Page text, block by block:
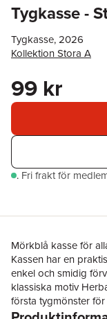
Tygkasse -
Tygkasse, 2026
Kollektion Stora A
99 kr
. Fri frakt för
Mörkblå kasse för
Kassen har en
enkel och smidig
klassiska motiv
första tygmönster
•Praktisk innerficka